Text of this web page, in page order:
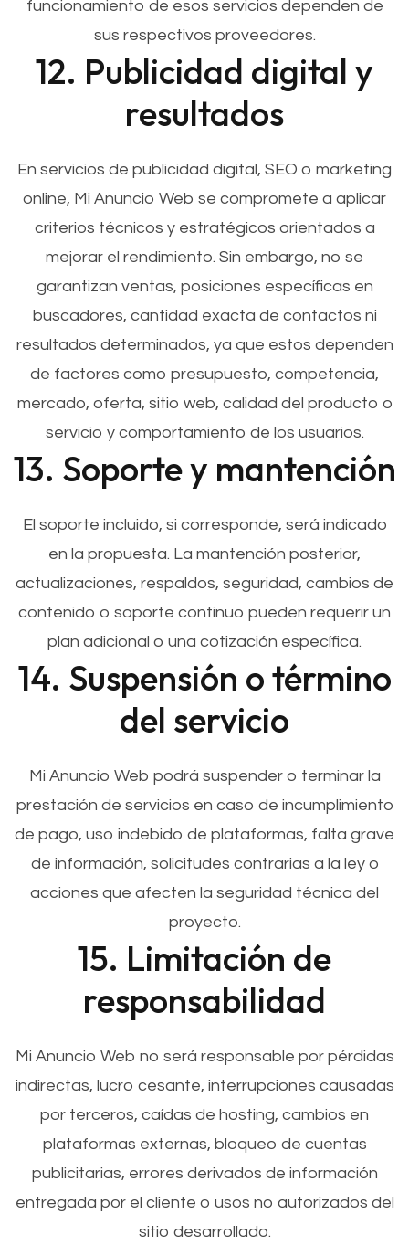
funcionamiento de esos servicios dependen de
sus respectivos proveedores.
12. Publicidad digital y
resultados
En servicios de publicidad digital, SEO o marketing
online, Mi Anuncio Web se compromete a aplicar
criterios técnicos y estratégicos orientados a
mejorar el rendimiento. Sin embargo, no se
garantizan ventas, posiciones específicas en
buscadores, cantidad exacta de contactos ni
resultados determinados, ya que estos dependen
de factores como presupuesto, competencia,
mercado, oferta, sitio web, calidad del producto o
servicio y comportamiento de los usuarios.
13. Soporte y mantención
El soporte incluido, si corresponde, será indicado
en la propuesta. La mantención posterior,
actualizaciones, respaldos, seguridad, cambios de
contenido o soporte continuo pueden requerir un
plan adicional o una cotización específica.
14. Suspensión o término
del servicio
Mi Anuncio Web podrá suspender o terminar la
prestación de servicios en caso de incumplimiento
de pago, uso indebido de plataformas, falta grave
de información, solicitudes contrarias a la ley o
acciones que afecten la seguridad técnica del
proyecto.
15. Limitación de
responsabilidad
Mi Anuncio Web no será responsable por pérdidas
indirectas, lucro cesante, interrupciones causadas
por terceros, caídas de hosting, cambios en
plataformas externas, bloqueo de cuentas
publicitarias, errores derivados de información
entregada por el cliente o usos no autorizados del
sitio desarrollado.